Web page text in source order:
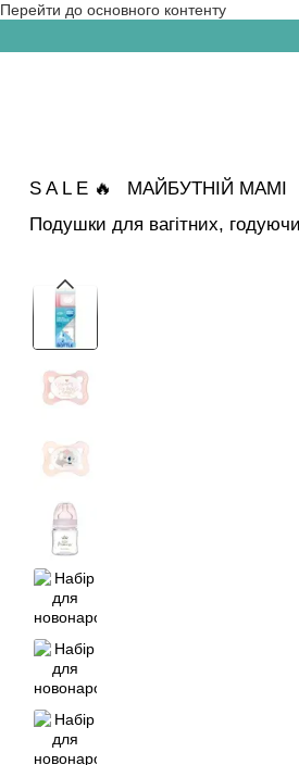
Перейти до основного контенту
S A L E 🔥 МАЙБУТНІЙ МАМІ
Подушки для вагітних,